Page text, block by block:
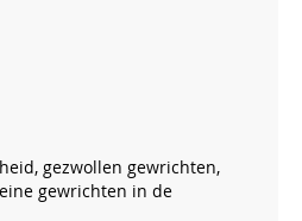
gezwollen gewrichten,
gewrichten in de